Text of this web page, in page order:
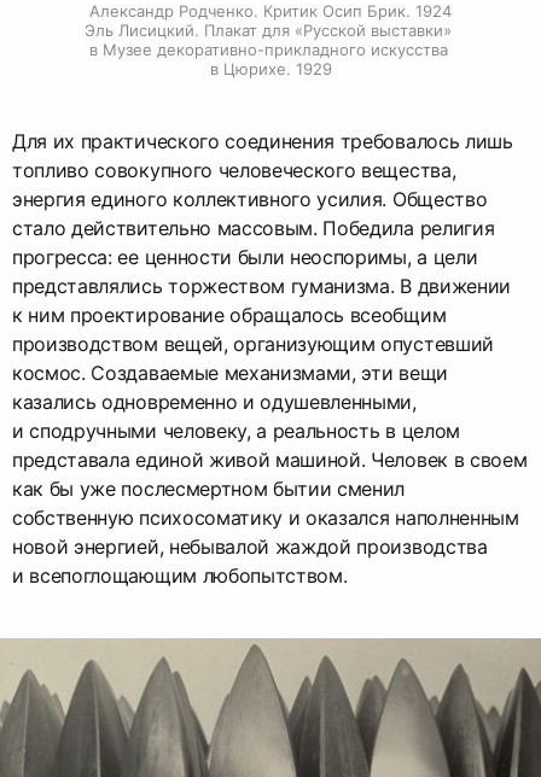
Александр Родченко. Критик Осип Брик. 1924
Эль Лисицкий. Плакат для «Русской выставки»
в Музее декоративно-прикладного искусства
в Цюрихе. 1929
Для их практического соединения требовалось лишь
топливо совокупного человеческого вещества,
энергия единого коллективного усилия. Общество
стало действительно массовым. Победила религия
прогресса: ее ценности были неоспоримы, а цели
представлялись торжеством гуманизма. В движении
к ним проектирование обращалось всеобщим
производством вещей, организующим опустевший
космос. Создаваемые механизмами, эти вещи
казались одновременно и одушевленными,
и сподручными человеку, а реальность в целом
представала единой живой машиной. Человек в своем
как бы уже послесмертном бытии сменил
собственную психосоматику и оказался наполненным
новой энергией, небывалой жаждой производства
и всепоглощающим любопытством.